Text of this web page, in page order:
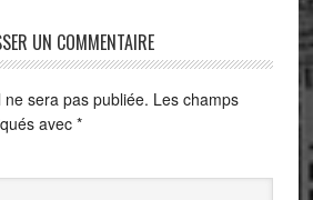
UN COMMENTAIRE
sera pas publiée. Les champs
avec *